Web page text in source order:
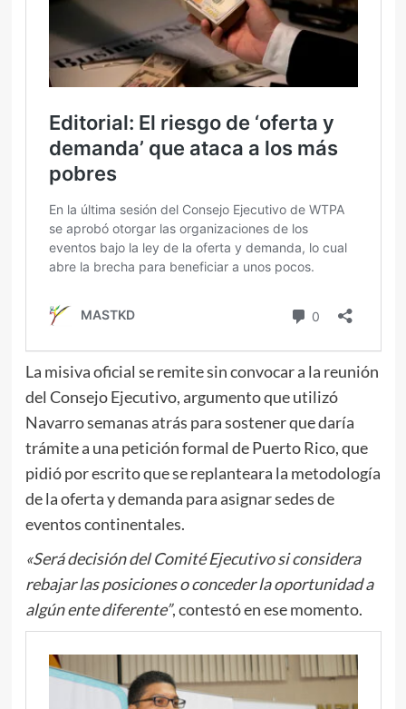
La misiva oficial se remite sin convocar a la reunión
del Consejo Ejecutivo, argumento que utilizó
Navarro semanas atrás para sostener que daría
trámite a una petición formal de Puerto Rico, que
pidió por escrito que se replanteara la metodología
de la oferta y demanda para asignar sedes de
eventos continentales.
«Será decisión del Comité Ejecutivo si considera
rebajar las posiciones o conceder la oportunidad a
algún ente diferente”, contestó en ese momento.